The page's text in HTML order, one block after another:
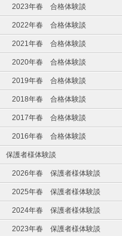
2023年春 合格体験談
2022年春 合格体験談
2021年春 合格体験談
2020年春 合格体験談
2019年春 合格体験談
2018年春 合格体験談
2017年春 合格体験談
2016年春 合格体験談
保護者様体験談
2026年春 保護者様体験談
2025年春 保護者様体験談
2024年春 保護者様体験談
2023年春 保護者様体験談